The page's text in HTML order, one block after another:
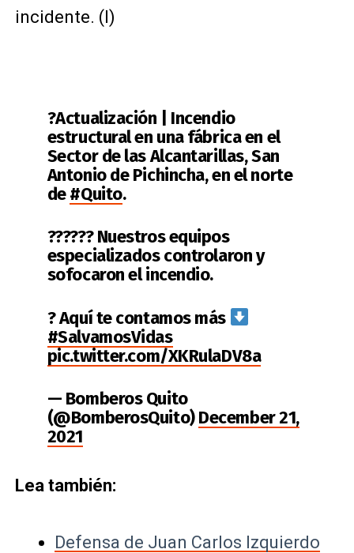
incidente. (I)
?Actualización | Incendio
estructural en una fábrica en el
Sector de las Alcantarillas, San
Antonio de Pichincha, en el norte
de#Quito.
??‍???‍? Nuestros equipos
especializados controlaron y
sofocaron el incendio.
? Aquí te contamos más
#SalvamosVidas
pic.twitter.com/XKRulaDV8a
— Bomberos Quito
(@BomberosQuito)December 21,
2021
Lea también:
Defensa de Juan Carlos Izquierdo